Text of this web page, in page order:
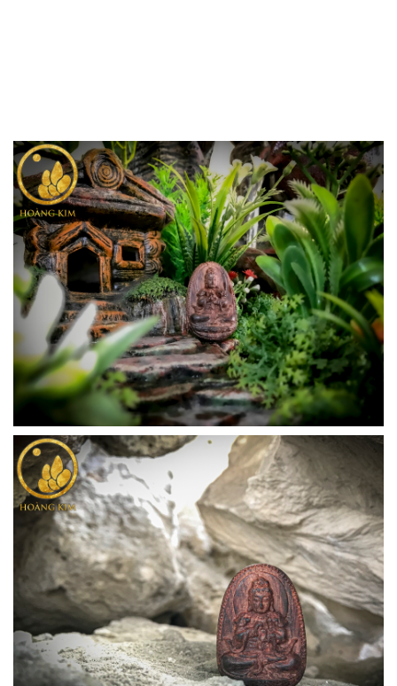
5. MẶT DÂY CHUYỀN PHẬT A DI ĐÀ
TUỔI TUẤT VÀ TUỔI HỢI
CHẤT LIỆU: GỖ SƯA - GIÁ: 1.500.000